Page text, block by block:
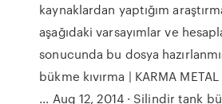
kaynaklardan yaptığım
aşağıdaki varsayımlar ve
sonucunda bu dosya
bükme kıvırma | KARMA
... Aug 12, 2014 · Silindir tank